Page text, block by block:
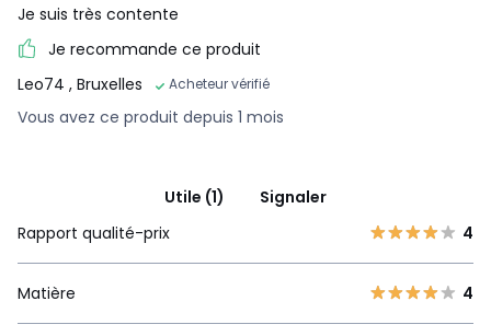
Je suis très contente
Je recommande ce produit
Leo74 , Bruxelles Acheteur vérifié
Vous avez ce produit depuis 1 mois
Utile (1)
Signaler
Rapport qualité-prix
4
Matière 4